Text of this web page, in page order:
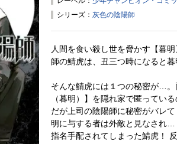
シリーズ： 灰色の陰陽師
人間を食い殺し世を脅かす【暮
師の鯖虎は、丑三つ時になると
そんな鯖虎には１つの秘密が…。
（暮明）】を隠れ家で匿っている
だが上司の陰陽師に秘密がバレ
明に与する者は外敵と見なされ…
指名手配されてしまった鯖虎！